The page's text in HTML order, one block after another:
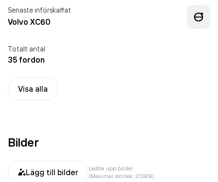
Senaste införskaffat
Volvo XC60
Totalt antal
35 fordon
Visa alla
Bilder
Lägg till bilder
Ladda upp bilder
(Maximal storlek: 20MB)